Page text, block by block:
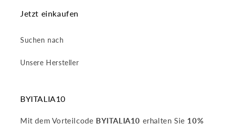
Jetzt einkaufen
Suchen nach
Unsere Hersteller
BYITALIA10
Mit dem Vorteilcode BYITALIA10 erhalten Sie 10%